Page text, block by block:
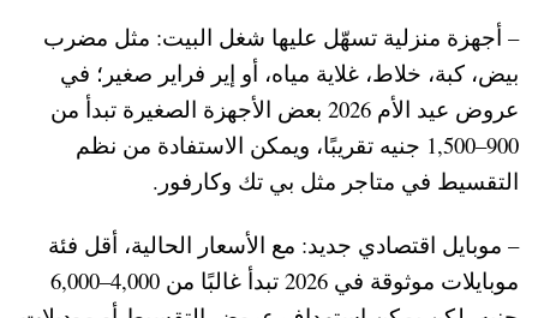
– أجهزة منزلية تسهّل عليها شغل البيت: مثل مضرب
بيض، كبة، خلاط، غلاية مياه، أو إير فراير صغير؛ في
عروض عيد الأم 2026 بعض الأجهزة الصغيرة تبدأ من
900–1,500 جنيه تقريبًا، ويمكن الاستفادة من نظم
التقسيط في متاجر مثل بي تك وكارفور.
– موبايل اقتصادي جديد: مع الأسعار الحالية، أقل فئة
موبايلات موثوقة في 2026 تبدأ غالبًا من 4,000–6,000